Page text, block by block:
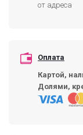
от адреса
Оплата
Картой,
Долями,